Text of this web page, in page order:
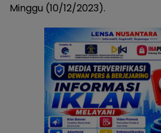
Minggu (10/12/2023).